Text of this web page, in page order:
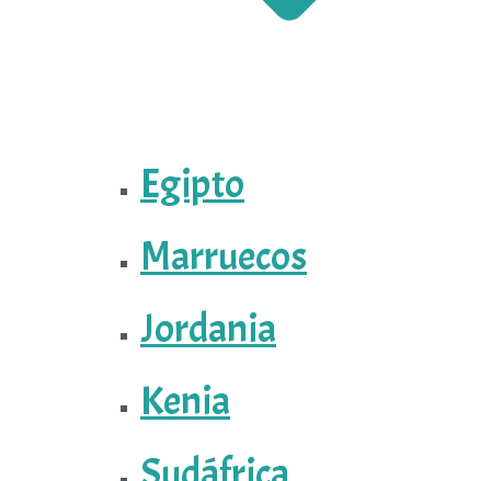
Egipto
Marruecos
Jordania
Kenia